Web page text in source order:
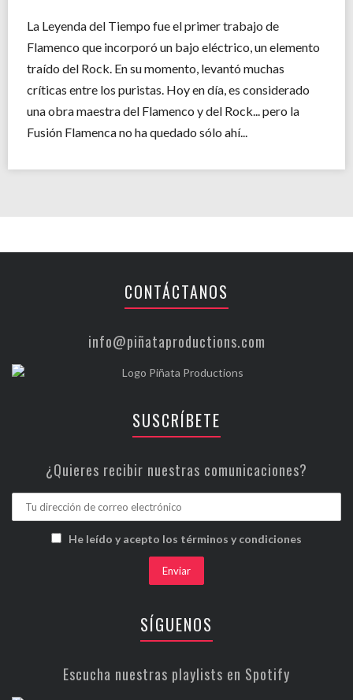
La Leyenda del Tiempo fue el primer trabajo de
Flamenco que incorporó un bajo eléctrico, un elemento
traído del Rock. En su momento, levantó muchas
críticas entre los puristas. Hoy en día, es considerado
una obra maestra del Flamenco y del Rock... pero la
Fusión Flamenca no ha quedado sólo ahí...
CONTÁCTANOS
info@piñataproductions.com
SUSCRÍBETE
¿Quieres recibir nuestras comunicaciones?
He leído y acepto los términos y condiciones
SÍGUENOS
Escucha nuestras playlists en Spotify